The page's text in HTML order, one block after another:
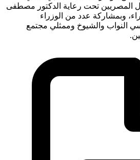
المصريين تحت رعاية الدكتور مصطفى
وبمشاركة عدد من الوزراء
النواب والشيوخ وممثلي مجتمع